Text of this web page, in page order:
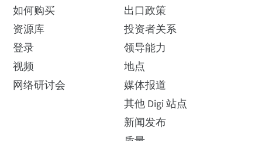
如何购买
资源库
登录
视频
网络研讨会
出口政策
投资者关系
领导能力
地点
媒体报道
其他 Digi 站点
新闻发布